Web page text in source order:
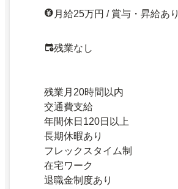
月給25万円 / 賞与・昇給あり
残業なし
残業月20時間以内
交通費支給
年間休日120日以上
長期休暇あり
フレックスタイム制
在宅ワーク
退職金制度あり